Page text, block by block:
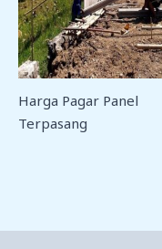
Harga Pagar Panel
Terpasang